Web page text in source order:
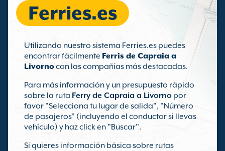
Ferries.es
Utilizando nuestro sistema Ferries.es puedes
encontrar fácilmente Ferris de Capraia a
Livornocon las compañías más destacadas.
Para más información y un presupuesto rápido
sobre la ruta Ferry de Capraia a Livorno por
favor "Selecciona tu lugar de salida", "Número
de pasajeros" (incluyendo el conductor si llevas
vehículo) y haz click en "Buscar".
Si quieres información básica sobre rutas